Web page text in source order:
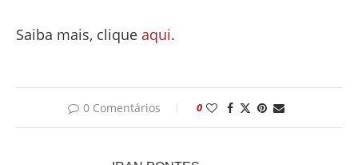
Saiba mais, clique aqui.
0 Comentários 0